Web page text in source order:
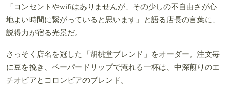
「コンセントやwifiはありませんが、その少しの不自由さが心
地よい時間に繋がっていると思います」と語る店長の言葉に、
説得力が宿る光景だ。
さっそく店名を冠した「胡桃堂ブレンド」をオーダー。注文毎
に豆を挽き、ペーパードリップで淹れる一杯は、中深煎りのエ
チオピアとコロンビアのブレンド。